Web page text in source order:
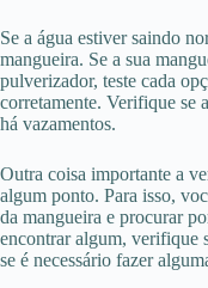
Se a água estiver saindo
mangueira. Se a sua
pulverizador, teste cada
corretamente. Verifique se
há vazamentos.
Outra coisa importante a
algum ponto. Para isso,
da mangueira e procurar
encontrar algum, verifique
se é necessário fazer